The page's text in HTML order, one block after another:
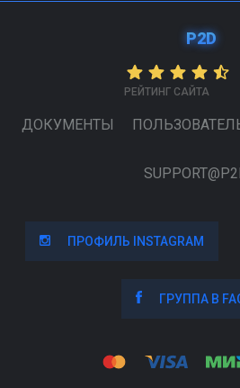
P2D
РЕЙТИНГ САЙТА
ДОКУМЕНТЫ
ПРОФИЛЬ INSTAGRAM
ПРОФИЛЬ INSTAGRAM
ГРУППА В
ГРУППА В